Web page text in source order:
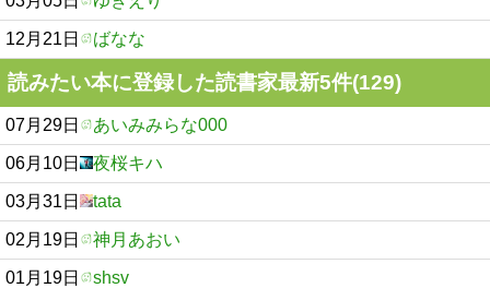
12月21日 ばなな
読みたい本に登録した読書家最新5件(129)
07月29日 あいみみらな000
06月10日 夜桜キハ
03月31日 tata
02月19日 神月あおい
01月19日 shsv